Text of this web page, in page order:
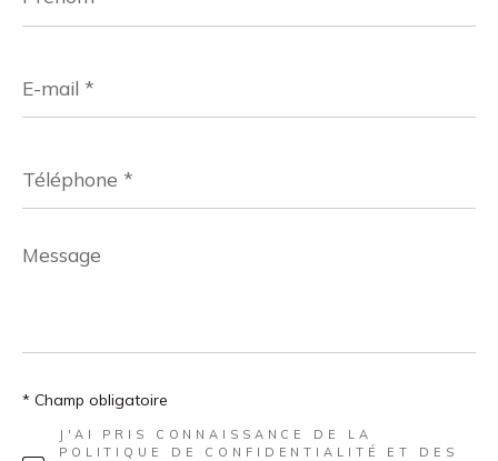
mail
*
*
Message
*
J'AI PRIS CONNAISSANCE DE LA
POLITIQUE DE CONFIDENTIALITÉ ET DES
* Champ obligatoire